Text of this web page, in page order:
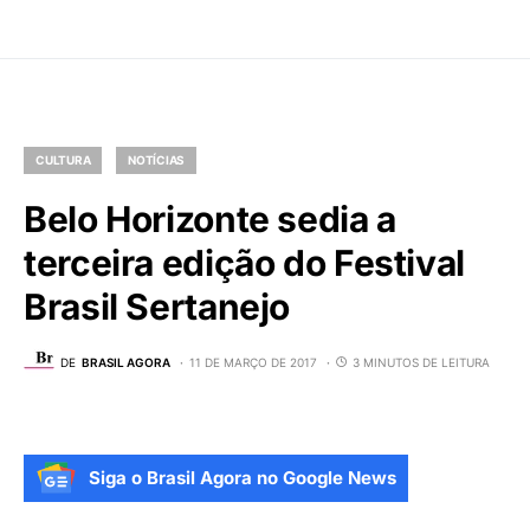
CULTURA NOTÍCIAS
Belo Horizonte sedia a
terceira edição do Festival
Brasil Sertanejo
DE BRASIL AGORA 11 DE MARÇO DE 2017 3 MINUTOS DE LEITURA
Siga o Brasil Agora no Google News